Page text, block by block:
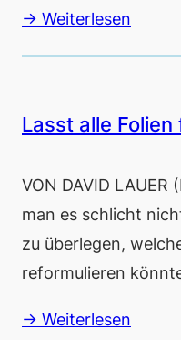
→ Weiterlesen
Lasst alle
VON DAVID
man es schlicht
zu überlegen,
reformulieren
→ Weiterlesen